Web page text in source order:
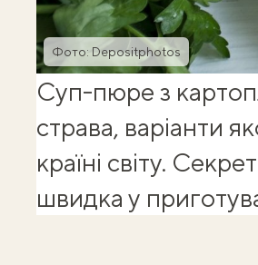
Фото: Depositphotos
Суп-пюре з
страва, варіанти
країні світу.
швидка у